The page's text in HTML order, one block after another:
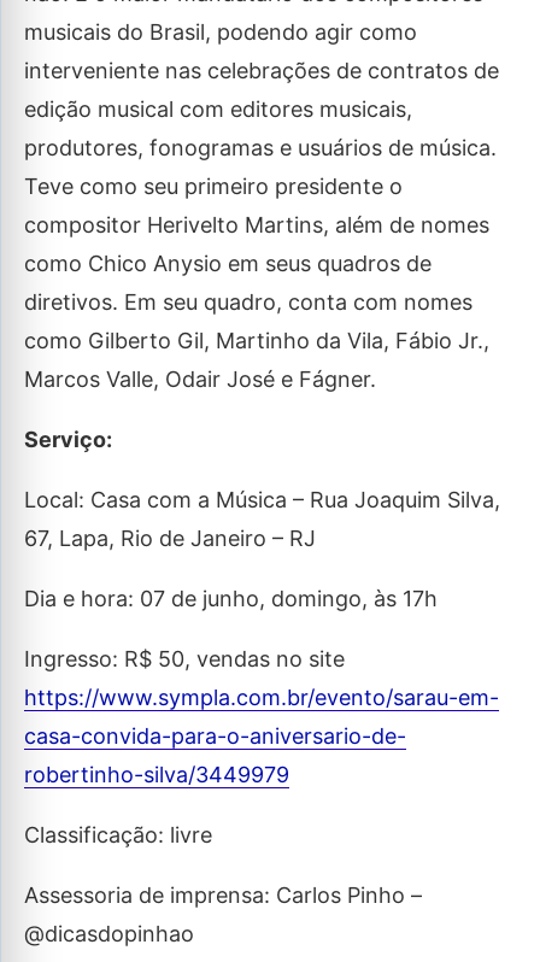
musicais do Brasil, podendo agir como
interveniente nas celebrações de contratos de
edição musical com editores musicais,
produtores, fonogramas e usuários de música.
Teve como seu primeiro presidente o
compositor Herivelto Martins, além de nomes
como Chico Anysio em seus quadros de
diretivos. Em seu quadro, conta com nomes
como Gilberto Gil, Martinho da Vila, Fábio Jr.,
Marcos Valle, Odair José e Fágner.
Serviço:
Local: Casa com a Música – Rua Joaquim Silva,
67, Lapa, Rio de Janeiro – RJ
Dia e hora: 07 de junho, domingo, às 17h
Ingresso: R$ 50, vendas no site
https://www.sympla.com.br/evento/sarau-em-
casa-convida-para-o-aniversario-de-
robertinho-silva/3449979
Classificação: livre
Assessoria de imprensa: Carlos Pinho –
@dicasdopinhao